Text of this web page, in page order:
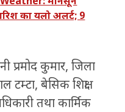
का यलो अलर्ट; 9
प्रमोद कुमार, जिला
टम्टा, बेसिक शिक्षा
तथा कार्मिक